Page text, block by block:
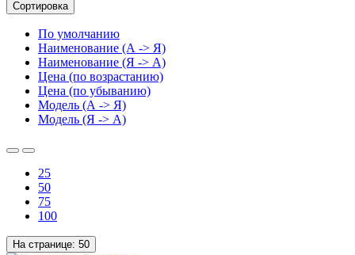
Сортировка
По умолчанию
Наименование (А -> Я)
Наименование (Я -> А)
Цена (по возрастанию)
Цена (по убыванию)
Модель (А -> Я)
Модель (Я -> А)
25
50
75
100
На странице: 50